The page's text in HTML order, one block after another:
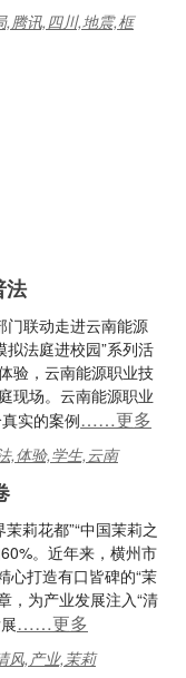
,腾讯,四川,地震,框
法
门联动走进云南能源
法庭进校园”系列活
验，云南能源职业技
现场。云南能源职业
实的案例……更多
,体验,学生,云南
莉花都”“中国茉莉之
。近年来，横州市
心打造有口皆碑的“茉
，为产业发展注入“清
……更多
风,产业,茉莉